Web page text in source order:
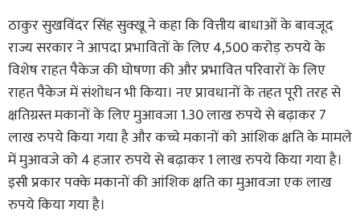
ठाकुर सुखविंदर सिंह सुक्खू ने कहा कि वित्तीय बाधाओं के बावजूद
राज्य सरकार ने आपदा प्रभावितों के लिए 4,500 करोड़ रुपये के
विशेष राहत पैकेज की घोषणा की और प्रभावित परिवारों के लिए
राहत पैकेज में संशोधन भी किया। नए प्रावधानों के तहत पूरी तरह से
क्षतिग्रस्त मकानों के लिए मुआवजा 1.30 लाख रुपये से बढ़ाकर 7
लाख रुपये किया गया है और कच्चे मकानों को आंशिक क्षति के मामले
में मुआवजे को 4 हजार रुपये से बढ़ाकर 1 लाख रुपये किया गया है।
इसी प्रकार पक्के मकानों की आंशिक क्षति का मुआवजा एक लाख
रुपये किया गया है।